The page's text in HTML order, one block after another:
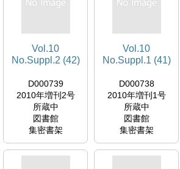
Vol.10
No.Suppl.2 (42)
D000739
2010年増刊2号
所蔵中
図書館
集密書架
Vol.10
No.Suppl.1 (41)
D000738
2010年増刊1号
所蔵中
図書館
集密書架